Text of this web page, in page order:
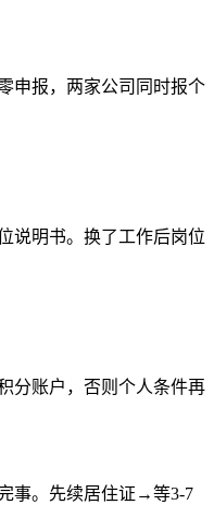
申报，两家公司同时报个
说明书。换了工作后岗位
分账户，否则个人条件再
事。先续居住证→等3-7